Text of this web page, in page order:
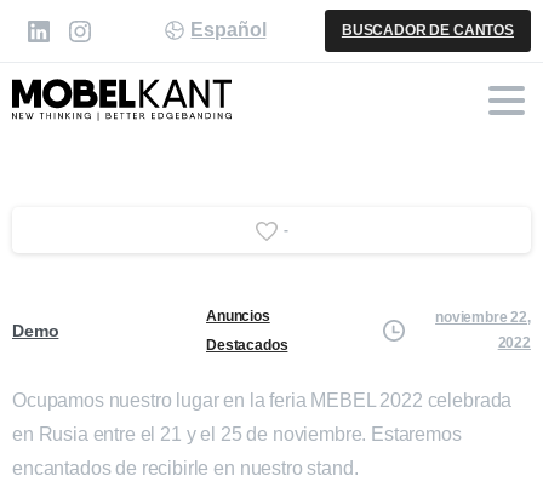
Español BUSCADOR DE CANTOS
-
Demo
Anuncios
Destacados
noviembre 22,
2022
Ocupamos nuestro lugar en la feria MEBEL 2022 celebrada
en Rusia entre el 21 y el 25 de noviembre. Estaremos
encantados de recibirle en nuestro stand.